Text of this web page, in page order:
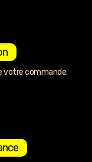
votre commande.